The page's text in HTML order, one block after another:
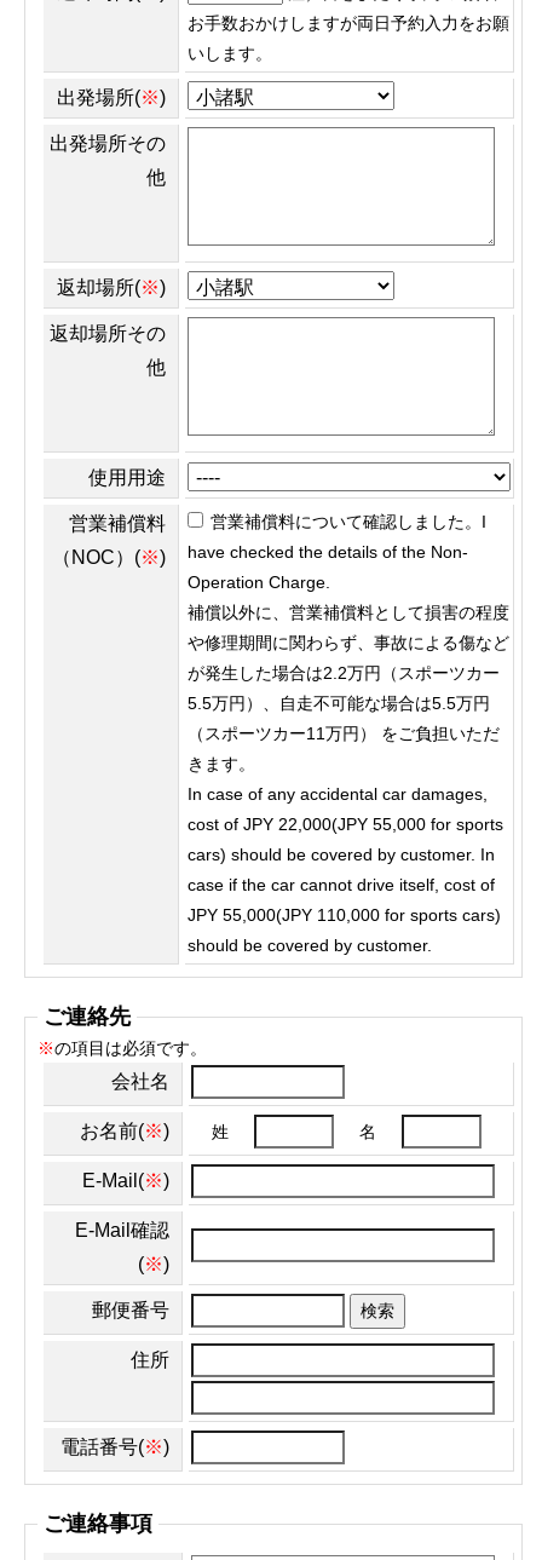
お手数おかけしますが両日予約入力をお願
いします。
出発場所(※)
出発場所その
他
返却場所(※)
返却場所その
他
使用用途
営業補償料
（NOC）(※)
営業補償料について確認しました。I
have checked the details of the Non-
Operation Charge.
補償以外に、営業補償料として損害の程度
や修理期間に関わらず、事故による傷など
が発生した場合は2.2万円（スポーツカー
5.5万円）、自走不可能な場合は5.5万円
（スポーツカー11万円） をご負担いただ
きます。
In case of any accidental car damages,
cost of JPY 22,000(JPY 55,000 for sports
cars) should be covered by customer. In
case if the car cannot drive itself, cost of
JPY 55,000(JPY 110,000 for sports cars)
should be covered by customer.
ご連絡先
※の項目は必須です。
会社名
お名前(※) 姓 名
E-Mail(※)
E-Mail確認
(※)
郵便番号 検索
住所
電話番号(※)
ご連絡事項